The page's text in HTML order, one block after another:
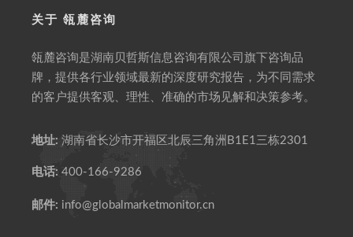
关于 瓴麓咨询
瓴麓咨询是湖南贝哲斯信息咨询有限公司旗下咨询品
牌，提供各行业领域最新的深度研究报告，为不同需求
的客户提供客观、理性、准确的市场见解和决策参考。
地址: 湖南省长沙市开福区北辰三角洲B1E1三栋2301
电话: 400-166-9286
邮件: info@globalmarketmonitor.cn